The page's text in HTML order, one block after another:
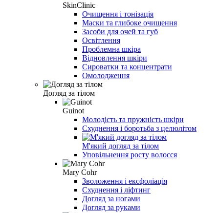
SkinClinic
Очищення і тонізація
Маски та глибоке очищення
Засоби для очей та губ
Освітлення
Проблемна шкіра
Відновлення шкіри
Сироватки та концентрати
Омолодження
Догляд за тілом
Guinot
Молодість та пружність шкіри
Схуднення і боротьба з целюлітом
М'який догляд за тілом
Уповільнення росту волосся
Mary Cohr
Зволоження і ексфоліація
Схуднення і ліфтинг
Догляд за ногами
Догляд за руками